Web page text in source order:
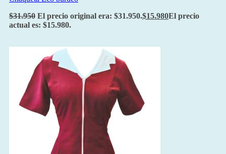
$31.950 El precio original era: $31.950.$15.980El precio
actual es: $15.980.